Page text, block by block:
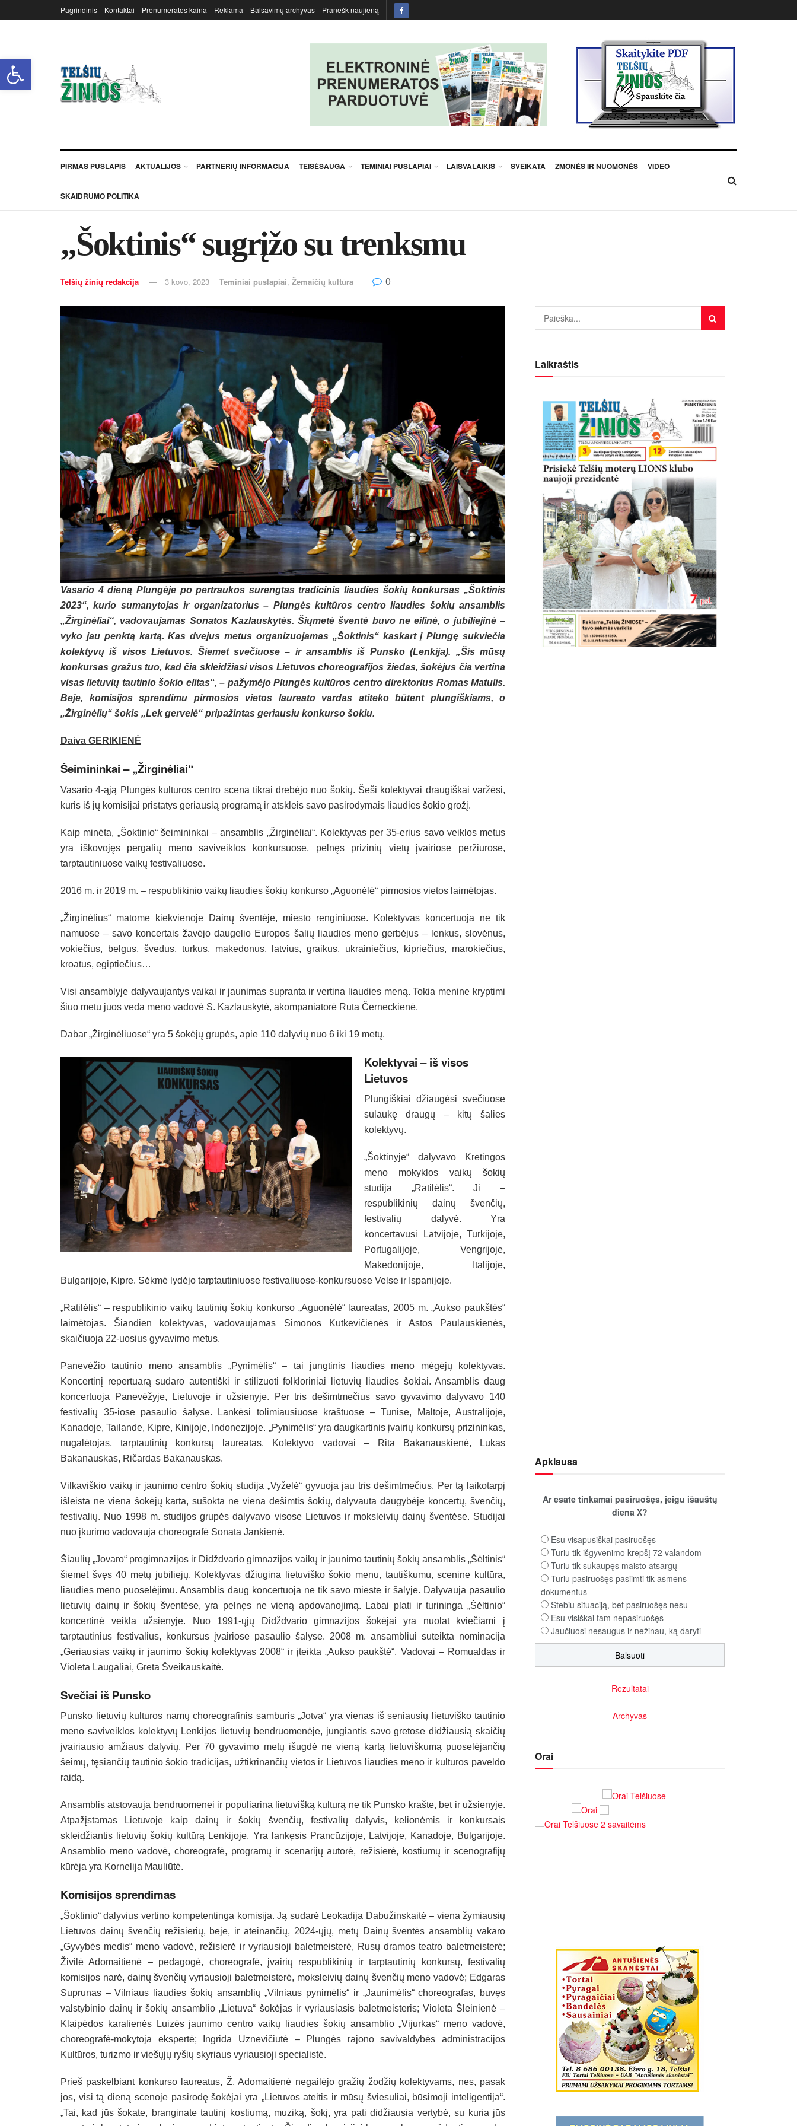
Open toolbar
Pagrindinis Kontaktai Prenumeratos kaina Reklama Balsavimų archyvas Pranešk naujieną
PIRMAS PUSLAPIS AKTUALIJOS PARTNERIŲ INFORMACIJA TEISĖSAUGA TEMINIAI PUSLAPIAI LAISVALAIKIS SVEIKATA ŽMONĖS IR NUOMONĖS VIDEO
SKAIDRUMO POLITIKA
„Šoktinis“ sugrįžo su trenksmu
Telšių žinių redakcija 3 kovo, 2023 Teminiai puslapiai, Žemaičių kultūra 0
Vasario 4 dieną Plungėje po pertraukos surengtas tradicinis liaudies šokių konkursas „Šoktinis
2023“, kurio sumanytojas ir organizatorius – Plungės kultūros centro liaudies šokių ansamblis
„Žirginėliai“, vadovaujamas Sonatos Kazlauskytės. Šiųmetė šventė buvo ne eilinė, o jubiliejinė –
vyko jau penktą kartą. Kas dvejus metus organizuojamas „Šoktinis“ kaskart į Plungę sukviečia
kolektyvų iš visos Lietuvos. Šiemet svečiuose – ir ansamblis iš Punsko (Lenkija). „Šis mūsų
konkursas gražus tuo, kad čia skleidžiasi visos Lietuvos choreografijos žiedas, šokėjus čia vertina
visas lietuvių tautinio šokio elitas“, – pažymėjo Plungės kultūros centro direktorius Romas Matulis.
Beje, komisijos sprendimu pirmosios vietos laureato vardas atiteko būtent plungiškiams, o
„Žirginėlių“ šokis „Lek gervelė“ pripažintas geriausiu konkurso šokiu.
Daiva GERIKIENĖ
Šeimininkai – „Žirginėliai“
Vasario 4-ąją Plungės kultūros centro scena tikrai drebėjo nuo šokių. Šeši kolektyvai draugiškai varžėsi,
kuris iš jų komisijai pristatys geriausią programą ir atskleis savo pasirodymais liaudies šokio grožį.
Kaip minėta, „Šoktinio“ šeimininkai – ansamblis „Žirginėliai“. Kolektyvas per 35-erius savo veiklos metus
yra iškovojęs pergalių meno saviveiklos konkursuose, pelnęs prizinių vietų įvairiose peržiūrose,
tarptautiniuose vaikų festivaliuose.
2016 m. ir 2019 m. – respublikinio vaikų liaudies šokių konkurso „Aguonėlė“ pirmosios vietos laimėtojas.
„Žirginėlius“ matome kiekvienoje Dainų šventėje, miesto renginiuose. Kolektyvas koncertuoja ne tik
namuose – savo koncertais žavėjo daugelio Europos šalių liaudies meno gerbėjus – lenkus, slovėnus,
vokiečius, belgus, švedus, turkus, makedonus, latvius, graikus, ukrainiečius, kipriečius, marokiečius,
kroatus, egiptiečius…
Visi ansamblyje dalyvaujantys vaikai ir jaunimas supranta ir vertina liaudies meną. Tokia menine kryptimi
šiuo metu juos veda meno vadovė S. Kazlauskytė, akompaniatorė Rūta Černeckienė.
Dabar „Žirginėliuose“ yra 5 šokėjų grupės, apie 110 dalyvių nuo 6 iki 19 metų.
Kolektyvai – iš visos
Lietuvos
Plungiškiai džiaugėsi svečiuose
sulaukę draugų – kitų šalies
kolektyvų.
„Šoktinyje“ dalyvavo Kretingos
meno mokyklos vaikų šokių
studija „Ratilėlis“. Ji –
respublikinių dainų švenčių,
festivalių dalyvė. Yra
koncertavusi Latvijoje, Turkijoje,
Portugalijoje, Vengrijoje,
Makedonijoje, Italijoje,
Bulgarijoje, Kipre. Sėkmė lydėjo tarptautiniuose festivaliuose-konkursuose Velse ir Ispanijoje.
„Ratilėlis“ – respublikinio vaikų tautinių šokių konkurso „Aguonėlė“ laureatas, 2005 m. „Aukso paukštės“
laimėtojas. Šiandien kolektyvas, vadovaujamas Simonos Kutkevičienės ir Astos Paulauskienės,
skaičiuoja 22-uosius gyvavimo metus.
Panevėžio tautinio meno ansamblis „Pynimėlis“ – tai jungtinis liaudies meno mėgėjų kolektyvas.
Koncertinį repertuarą sudaro autentiški ir stilizuoti folkloriniai lietuvių liaudies šokiai. Ansamblis daug
koncertuoja Panevėžyje, Lietuvoje ir užsienyje. Per tris dešimtmečius savo gyvavimo dalyvavo 140
festivalių 35-iose pasaulio šalyse. Lankėsi tolimiausiuose kraštuose – Tunise, Maltoje, Australijoje,
Kanadoje, Tailande, Kipre, Kinijoje, Indonezijoje. „Pynimėlis“ yra daugkartinis įvairių konkursų prizininkas,
nugalėtojas, tarptautinių konkursų laureatas. Kolektyvo vadovai – Rita Bakanauskienė, Lukas
Bakanauskas, Ričardas Bakanauskas.
Vilkaviškio vaikų ir jaunimo centro šokių studija „Vyželė“ gyvuoja jau tris dešimtmečius. Per tą laikotarpį
išleista ne viena šokėjų karta, sušokta ne viena dešimtis šokių, dalyvauta daugybėje koncertų, švenčių,
festivalių. Nuo 1998 m. studijos grupės dalyvavo visose Lietuvos ir moksleivių dainų šventėse. Studijai
nuo įkūrimo vadovauja choreografė Sonata Jankienė.
Šiaulių „Jovaro“ progimnazijos ir Didždvario gimnazijos vaikų ir jaunimo tautinių šokių ansamblis „Šėltinis“
šiemet švęs 40 metų jubiliejų. Kolektyvas džiugina lietuviško šokio menu, tautiškumu, scenine kultūra,
liaudies meno puoselėjimu. Ansamblis daug koncertuoja ne tik savo mieste ir šalyje. Dalyvauja pasaulio
lietuvių dainų ir šokių šventėse, yra pelnęs ne vieną apdovanojimą. Labai plati ir turininga „Šėltinio“
koncertinė veikla užsienyje. Nuo 1991-ųjų Didždvario gimnazijos šokėjai yra nuolat kviečiami į
tarptautinius festivalius, konkursus įvairiose pasaulio šalyse. 2008 m. ansambliui suteikta nominacija
„Geriausias vaikų ir jaunimo šokių kolektyvas 2008“ ir įteikta „Aukso paukštė“. Vadovai – Romualdas ir
Violeta Laugaliai, Greta Šveikauskaitė.
Svečiai iš Punsko
Punsko lietuvių kultūros namų choreografinis sambūris „Jotva“ yra vienas iš seniausių lietuviško tautinio
meno saviveiklos kolektyvų Lenkijos lietuvių bendruomenėje, jungiantis savo gretose didžiausią skaičių
įvairiausio amžiaus dalyvių. Per 70 gyvavimo metų išugdė ne vieną kartą lietuviškumą puoselėjančių
šeimų, tęsiančių tautinio šokio tradicijas, užtikrinančių vietos ir Lietuvos liaudies meno ir kultūros paveldo
raidą.
Ansamblis atstovauja bendruomenei ir populiarina lietuvišką kultūrą ne tik Punsko krašte, bet ir užsienyje.
Atpažįstamas Lietuvoje kaip dainų ir šokių švenčių, festivalių dalyvis, kelionėmis ir konkursais
skleidžiantis lietuvių šokių kultūrą Lenkijoje. Yra lankęsis Prancūzijoje, Latvijoje, Kanadoje, Bulgarijoje.
Ansamblio meno vadovė, choreografė, programų ir scenarijų autorė, režisierė, kostiumų ir scenografijų
kūrėja yra Kornelija Mauliūtė.
Komisijos sprendimas
„Šoktinio“ dalyvius vertino kompetentinga komisija. Ją sudarė Leokadija Dabužinskaitė – viena žymiausių
Lietuvos dainų švenčių režisierių, beje, ir ateinančių, 2024-ųjų, metų Dainų šventės ansamblių vakaro
„Gyvybės medis“ meno vadovė, režisierė ir vyriausioji baletmeisterė, Rusų dramos teatro baletmeisterė;
Živilė Adomaitienė – pedagogė, choreografė, įvairių respublikinių ir tarptautinių konkursų, festivalių
komisijos narė, dainų švenčių vyriausioji baletmeisterė, moksleivių dainų švenčių meno vadovė; Edgaras
Suprunas – Vilniaus liaudies šokių ansamblių „Vilniaus pynimėlis“ ir „Jaunimėlis“ choreografas, buvęs
valstybinio dainų ir šokių ansamblio „Lietuva“ šokėjas ir vyriausiasis baletmeisteris; Violeta Šleinienė –
Klaipėdos karalienės Luizės jaunimo centro vaikų liaudies šokių ansamblio „Vijurkas“ meno vadovė,
choreografė-mokytoja ekspertė; Ingrida Uznevičiūtė – Plungės rajono savivaldybės administracijos
Kultūros, turizmo ir viešųjų ryšių skyriaus vyriausioji specialistė.
Prieš paskelbiant konkurso laureatus, Ž. Adomaitienė negailėjo gražių žodžių kolektyvams, nes, pasak
jos, visi tą dieną scenoje pasirodę šokėjai yra „Lietuvos ateitis ir mūsų šviesuliai, būsimoji inteligentija“.
„Tai, kad jūs šokate, branginate tautinį kostiumą, muziką, šokį, yra pati didžiausia vertybė, su kuria jūs
Laikraštis
Apklausa
Ar esate tinkamai pasiruošęs, jeigu išauštų
diena X?
Esu visapusiškai pasiruošęs
Turiu tik išgyvenimo krepšį 72 valandom
Turiu tik sukaupęs maisto atsargų
Turiu pasiruošęs pasiimti tik asmens
dokumentus
Stebiu situaciją, bet pasiruošęs nesu
Esu visiškai tam nepasiruošęs
Jaučiuosi nesaugus ir nežinau, ką daryti
Rezultatai
Archyvas
Orai